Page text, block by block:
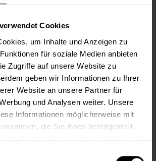
Cookies
um Inhalte und Anzeigen zu
für soziale Medien anbieten
Zugriffe auf unsere Website zu
geben wir Informationen zu Ihrer
Website an unsere Partner für
und Analysen weiter. Unsere
Informationen möglicherweise mit
die Sie ihnen bereitgestellt
flusenfreier Bezug aus Polyamid-
mit zusätzlicher...
(2)
35,49 €
Inhalt: 1 Stück